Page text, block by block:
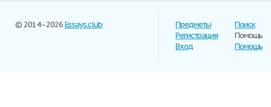
© 2014–2026Essays.club
Предметы
Регистрация
Вход
Поиск
Помощь
Помощь